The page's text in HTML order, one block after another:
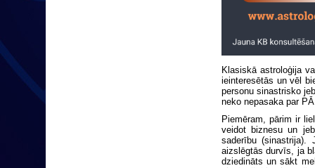
Klasiskā astroloģija
ieinteresētās un vēl
personu sinastrisko
neko nepasaka par
Piemēram, pārim ir
veidot biznesu un
saderību
aizslēgtās durvīs, ja
dziedināts un sākt